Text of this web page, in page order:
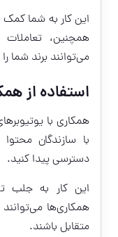
این کار به شما کمک
همچنین،
می‌توانند برند شما
استفاده از
همکاری با
با سازندگان
دسترسی پیدا کنید.
این کار به جلب
همکاری‌ها
متقابل باشند.